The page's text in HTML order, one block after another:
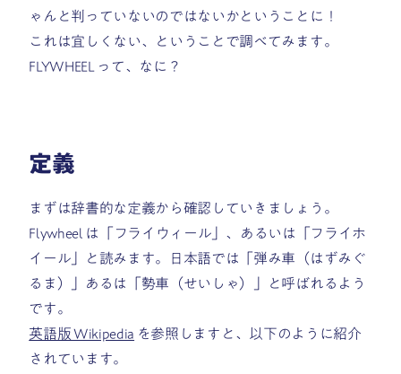
ゃんと判っていないのではないかということに！
これは宜しくない、ということで調べてみます。
FLYWHEEL って、なに？
定義
まずは辞書的な定義から確認していきましょう。
Flywheel は「フライウィール」、あるいは「フライホ
イール」と読みます。日本語では「弾み車（はずみぐ
るま）」あるは「勢車（せいしゃ）」と呼ばれるよう
です。
英語版 Wikipedia を参照しますと、以下のように紹介
されています。